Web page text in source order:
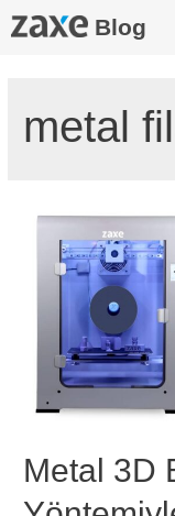
Blog
metal
Metal 3D